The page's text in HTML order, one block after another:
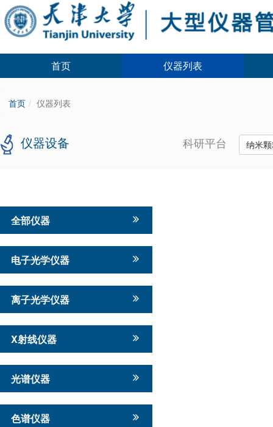
首页 仪器列表
首页 仪器列表
仪器设备 科研平台 纳米
全部仪器
电子光学仪器
离子光学仪器
X射线仪器
光谱仪器
色谱仪器